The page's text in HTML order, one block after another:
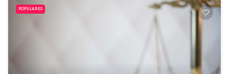
POPULARES